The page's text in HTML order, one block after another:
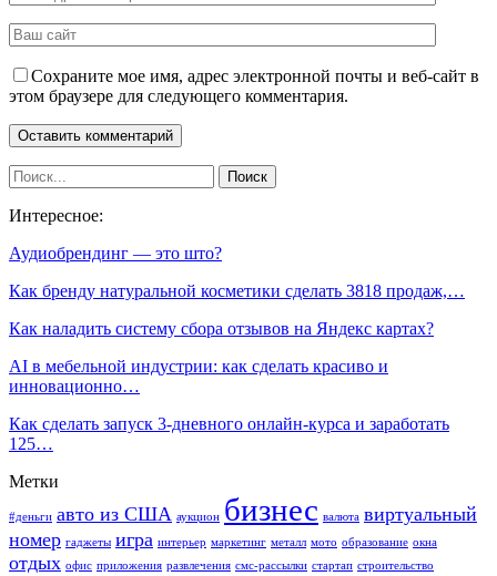
Сохраните мое имя, адрес электронной почты и веб-сайт в
этом браузере для следующего комментария.
Интересное:
Аудиобрендинг — это што?
Как бренду натуральной косметики сделать 3818 продаж,…
Как наладить систему сбора отзывов на Яндекс картах?
AI в мебельной индустрии: как сделать красиво и
инновационно…
Как сделать запуск 3-дневного онлайн-курса и заработать
125…
Метки
#деньги авто из США аукцион бизнес валюта виртуальный
номер гаджеты игра интерьер маркетинг металл мото образование окна
отдых офис приложения развлечения смс-рассылки стартап строительство